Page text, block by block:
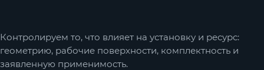
Контролируем то, что влияет на установку и ресурс:
геометрию, рабочие поверхности, комплектность и
заявленную применимость.